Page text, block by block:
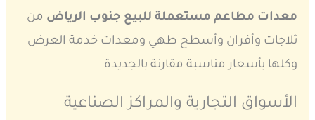
معدات مطاعم مستعملة للبيع جنوب الرياض من
ثلاجات وأفران وأسطح طهي ومعدات خدمة العرض
وكلها بأسعار مناسبة مقارنة بالجديدة
الأسواق التجارية والمراكز الصناعية